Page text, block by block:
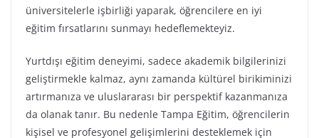
üniversitelerle işbirliği yaparak, öğrencilere en iyi
eğitim fırsatlarını sunmayı hedeflemekteyiz.
Yurtdışı eğitim deneyimi, sadece akademik bilgilerinizi
geliştirmekle kalmaz, aynı zamanda kültürel birikiminizi
artırmanıza ve uluslararası bir perspektif kazanmanıza
da olanak tanır. Bu nedenle Tampa Eğitim, öğrencilerin
kişisel ve profesyonel gelişimlerini desteklemek için